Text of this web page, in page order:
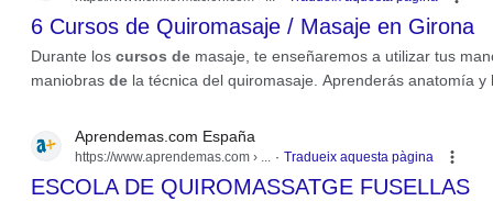
6 Cursos de Quiromasaje / Masaje en Girona
Durante los cursos de masaje, te enseñaremos a utilizar tus
maniobras de la técnica del quiromasaje. Aprenderás anatomía y
ESCOLA DE QUIROMASSATGE FUSELLAS
Aprendemas.com España
https://www.aprendemas.com › ... Tradueix aquesta pàgina